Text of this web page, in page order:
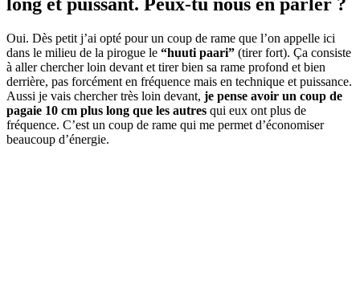
long et puissant. Peux-tu nous en parler ?
Oui. Dès petit j’ai opté pour un coup de rame que l’on appelle ici
dans le milieu de la pirogue le “huuti paari” (tirer fort). Ça consiste
à aller chercher loin devant et tirer bien sa rame profond et bien
derrière, pas forcément en fréquence mais en technique et puissance.
Aussi je vais chercher très loin devant, je pense avoir un coup de
pagaie 10 cm plus long que les autres qui eux ont plus de
fréquence. C’est un coup de rame qui me permet d’économiser
beaucoup d’énergie.